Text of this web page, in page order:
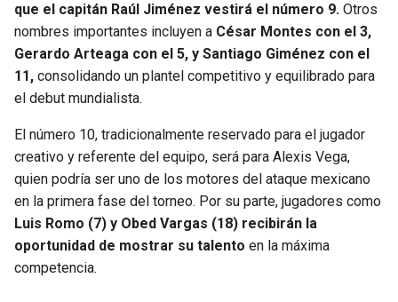
BUCCANEERS
que el capitán Raúl Jiménez vestirá el número 9. Otros
nombres importantes incluyen a César Montes con el 3,
Gerardo Arteaga con el 5, y Santiago Giménez con el
11, consolidando un plantel competitivo y equilibrado para
el debut mundialista.
El número 10, tradicionalmente reservado para el jugador
creativo y referente del equipo, será para Alexis Vega,
quien podría ser uno de los motores del ataque mexicano
en la primera fase del torneo. Por su parte, jugadores como
Luis Romo (7) y Obed Vargas (18) recibirán la
oportunidad de mostrar su talento en la máxima
competencia.